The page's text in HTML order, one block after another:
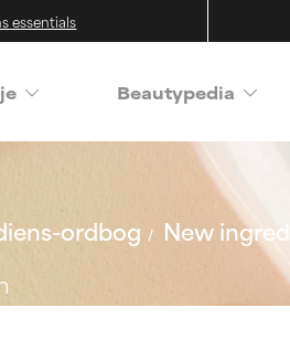
essentials
Beautypedia
ordbog New